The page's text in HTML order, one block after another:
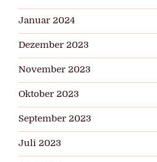
Januar 2024
Dezember 2023
November 2023
Oktober 2023
September 2023
Juli 2023